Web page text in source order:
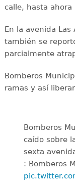
calle, hasta
En la avenida
también se
parcialmente
Bomberos
ramas y así
Bomberos
caído sobre
sexta
: Bomberos